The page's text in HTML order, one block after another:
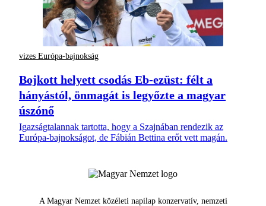
vizes Európa-bajnokság
Bojkott helyett csodás Eb-ezüst: félt a
hányástól, önmagát is legyőzte a magyar
úszónő
Igazságtalannak tartotta, hogy a Szajnában rendezik az
Európa-bajnokságot, de Fábián Bettina erőt vett magán.
A Magyar Nemzet közéleti napilap konzervatív, nemzeti